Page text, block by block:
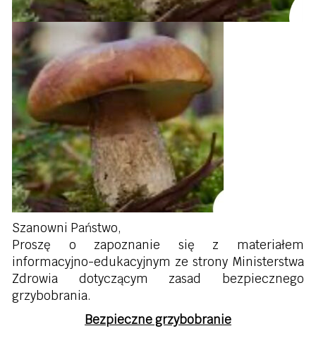
Szanowni Państwo,
Proszę o zapoznanie się z materiałem
informacyjno-edukacyjnym ze strony Ministerstwa
Zdrowia dotyczącym zasad bezpiecznego
grzybobrania.
Bezpieczne grzybobranie